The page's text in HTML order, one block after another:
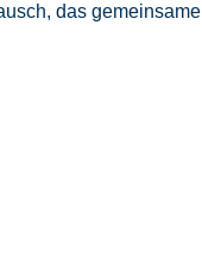
das gemeinsame